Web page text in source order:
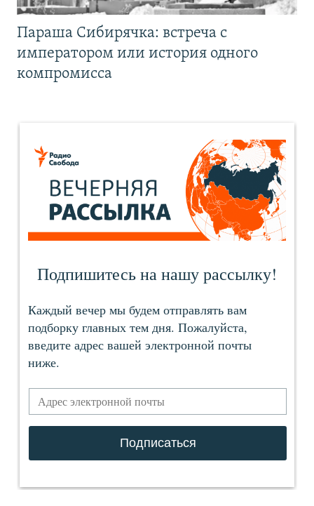
Параша Сибирячка: встреча с
императором или история одного
компромисса